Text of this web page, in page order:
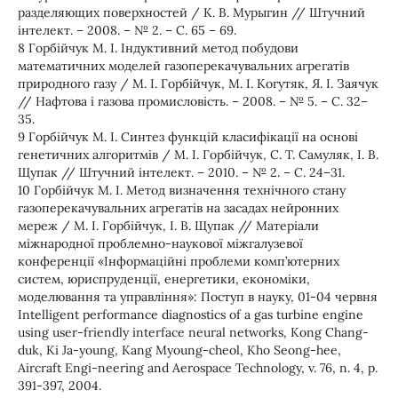
разделяющих поверхностей / К. В. Мурыгин // Штучний
інтелект. – 2008. – № 2. – С. 65 – 69.
8 Горбійчук М. І. Індуктивний метод побудови
математичних моделей газоперекачувальних агрегатів
природного газу / М. І. Горбійчук, М. І. Когутяк, Я. І. Заячук
// Нафтова і газова промисловість. – 2008. – № 5. – С. 32–
35.
9 Горбійчук М. І. Синтез функцій класифікації на основі
генетичних алгоритмів / М. І. Горбійчук, С. Т. Самуляк, І. В.
Щупак // Штучний інтелект. – 2010. – № 2. – С. 24–31.
10 Горбійчук М. І. Метод визначення технічного стану
газоперекачувальних агрегатів на засадах нейронних
мереж / М. І. Горбійчук, І. В. Щупак // Матеріали
міжнародної проблемно-наукової міжгалузевої
конференції «Інформаційні проблеми комп’ютерних
систем, юриспруденції, енергетики, економіки,
моделювання та управління»: Поступ в науку, 01-04 червня
Intelligent performance diagnostics of a gas turbine engine
using user-friendly interface neural networks, Kong Chang-
duk, Ki Ja-young, Kang Myoung-cheol, Kho Seong-hee,
Aircraft Engi-neering and Aerospace Technology, v. 76, n. 4, p.
391-397, 2004.